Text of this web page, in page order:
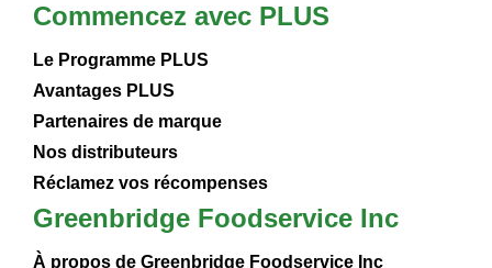
Commencez avec PLUS
Le Programme PLUS
Avantages PLUS
Partenaires de marque
Nos distributeurs
Réclamez vos récompenses
Greenbridge Foodservice Inc
À propos de Greenbridge Foodservice Inc